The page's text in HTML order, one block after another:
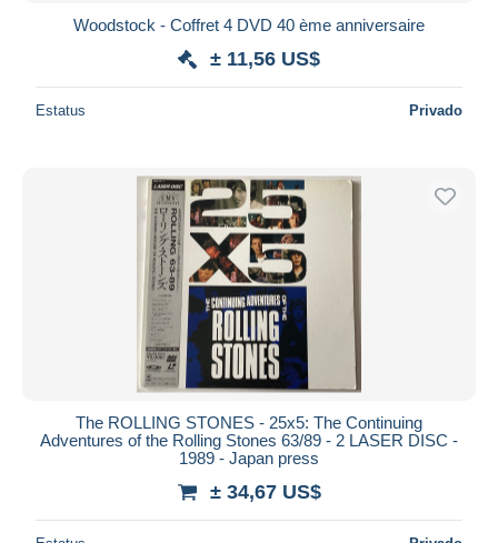
Woodstock - Coffret 4 DVD 40 ème anniversaire
± 11,56 US$
Estatus Privado
The ROLLING STONES - 25x5: The Continuing
Adventures of the Rolling Stones 63/89 - 2 LASER DISC -
1989 - Japan press
± 34,67 US$